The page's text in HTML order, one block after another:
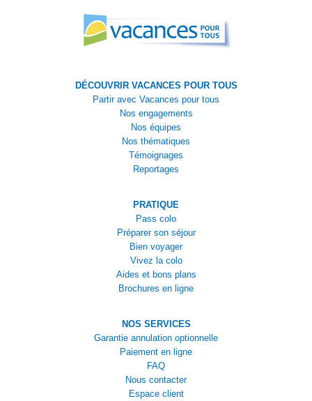
DÉCOUVRIR VACANCES POUR TOUS
Partir avec Vacances pour tous
Nos engagements
Nos équipes
Nos thématiques
Témoignages
Reportages
PRATIQUE
Pass colo
Préparer son séjour
Bien voyager
Vivez la colo
Aides et bons plans
Brochures en ligne
NOS SERVICES
Garantie annulation optionnelle
Paiement en ligne
FAQ
Nous contacter
Espace client